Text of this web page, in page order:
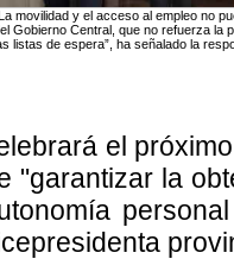
movilidad y el acceso al empleo no
Gobierno Central, que no refuerza la
listas de espera”, ha señalado la
el
"garantizar la